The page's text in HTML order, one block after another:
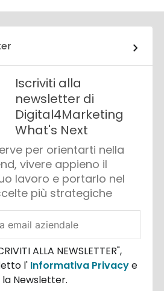
Iscriviti alla
newsletter di
Digital4Marketing
What's Next
per orientarti nella
vivere appieno il
lavoro e portarlo nel
più strategiche
ALLA NEWSLETTER",
l' Informativa Privacye
Newsletter.